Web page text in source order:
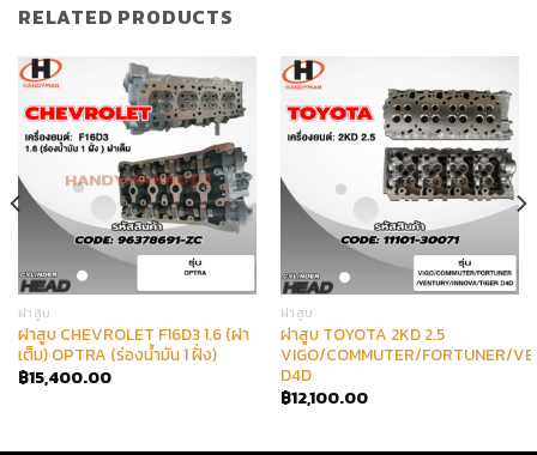
RELATED PRODUCTS
ฝาสูบ
ฝาสูบ CHEVROLET F16D3 1.6 (ฝา
เต็ม) OPTRA (ร่องน้ำมัน 1 ฝั่ง)
฿15,400.00
ฝาสูบ
ฝาสูบ TOYOTA 2KD 2.5
VIGO/COMMUTER/FORTUNER/
D4D
฿12,100.00